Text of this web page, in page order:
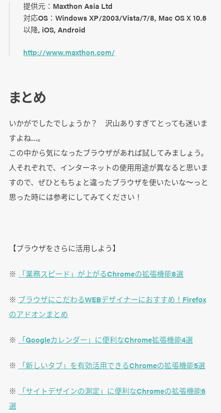
提供元：Maxthon Asia Ltd
対応OS：Windows XP/2003/Vista/7/8, Mac OS X 10.6
以降, iOS, Android
http://www.maxthon.com/
まとめ
いかがでしたでしょうか？ 沢山ありすぎてとっても迷いま
すよね…。
この中から気になったブラウザがあれば試してみましょう。
人それぞれで、インターネットの使用用途が異なると思いま
すので、ぜひともちょと違ったブラウザを使いたいな〜っと
思った時には参考にしてみてください！
【ブラウザをさらに活用しよう】
※ 「業務スピード」が上がるChromeの拡張機能8選
※ ブラウザにこだわるWEBデザイナーにおすすめ！Firefox
のアドオンまとめ
※ 「Googleカレンダー」に便利なChrome拡張機能4選
※ 「新しいタブ」を有効活用できるChromeの拡張機能5選
※
「サイトデザインの測定」に便利なChromeの拡張機能6
選